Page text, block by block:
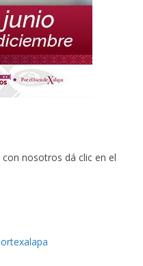
nosotros dá clic en el